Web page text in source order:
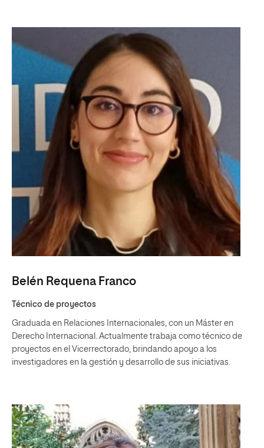
Belén Requena Franco
Técnico de proyectos
Graduada en Relaciones Internacionales, con un Máster en
Derecho Internacional. Actualmente trabaja como técnico de
proyectos en el Vicerrectorado, brindando apoyo a los
investigadores en la gestión y desarrollo de sus iniciativas.